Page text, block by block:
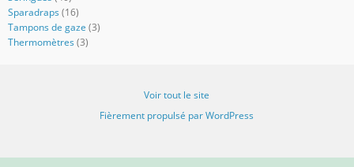
Sparadraps (16)
Tampons de gaze (3)
Thermomètres (3)
Voir tout le site
Fièrement propulsé par WordPress